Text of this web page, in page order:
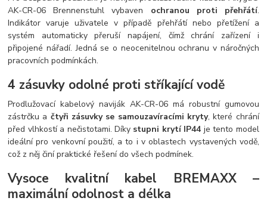
AK-CR-06 Brennenstuhl vybaven ochranou proti přehřátí.
Indikátor varuje uživatele v případě přehřátí nebo přetížení a
systém automaticky přeruší napájení, čímž chrání zařízení i
připojené nářadí. Jedná se o neocenitelnou ochranu v náročných
pracovních podmínkách.
4 zásuvky odolné proti stříkající vodě
Prodlužovací kabelový naviják AK-CR-06 má robustní gumovou
zástrčku a čtyři zásuvky se samouzavíracími kryty, které chrání
před vlhkostí a nečistotami. Díky stupni krytí IP44 je tento model
ideální pro venkovní použití, a to i v oblastech vystavených vodě,
což z něj činí praktické řešení do všech podmínek.
Vysoce kvalitní kabel BREMAXX –
maximální odolnost a délka